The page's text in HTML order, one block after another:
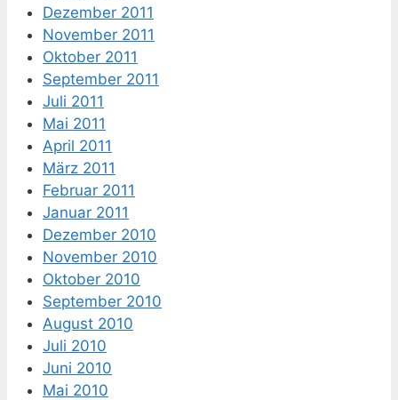
Dezember 2011
November 2011
Oktober 2011
September 2011
Juli 2011
Mai 2011
April 2011
März 2011
Februar 2011
Januar 2011
Dezember 2010
November 2010
Oktober 2010
September 2010
August 2010
Juli 2010
Juni 2010
Mai 2010